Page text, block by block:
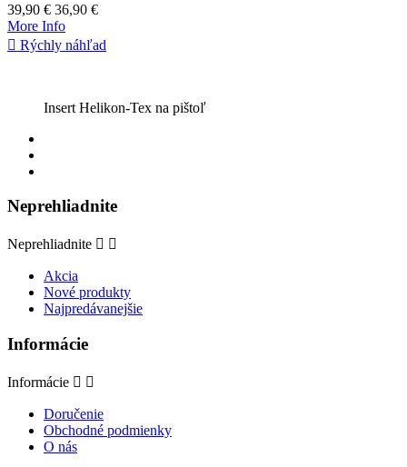
39,90 € 36,90 €
More Info
 Rýchly náhľad
Insert Helikon-Tex na pištoľ
Neprehliadnite
Neprehliadnite  
Akcia
Nové produkty
Najpredávanejšie
Informácie
Informácie  
Doručenie
Obchodné podmienky
O nás